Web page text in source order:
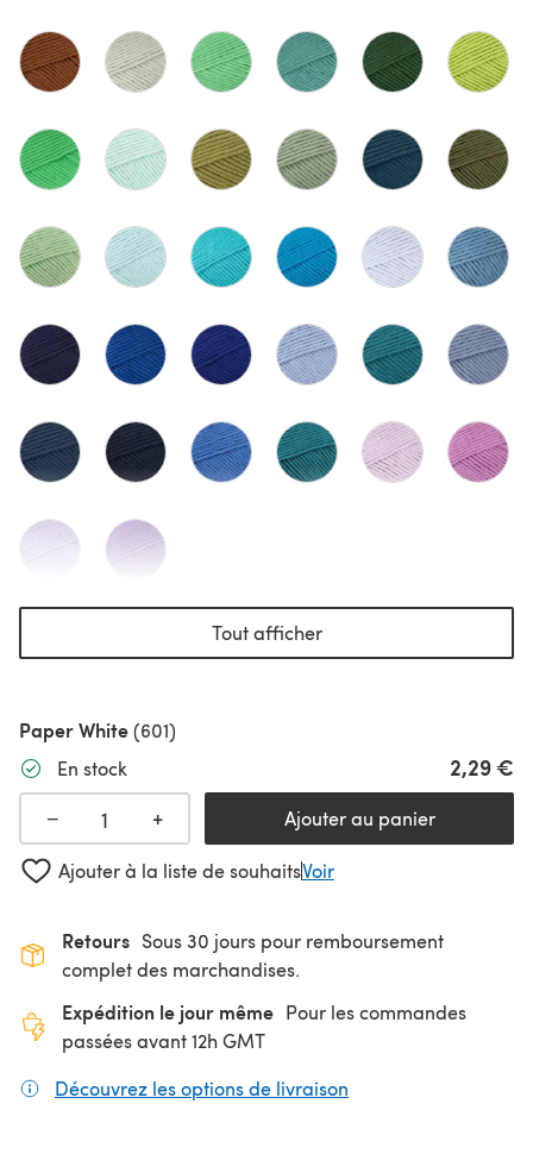
Tout afficher
Paper White(601)
En stock
2,29 €
−
+ Ajouter au panier
Ajouter à la liste de souhaitsVoir
Retours Sous 30 jours pour remboursement
complet des marchandises.
Expédition le jour même Pour les commandes
passées avant 12h GMT
Découvrez les options de livraison